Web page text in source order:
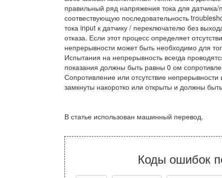
правильный ряд напряжения тока для
соотвествующую последовательность
тока input к датчику / переключателю без
отказа. Если этот процесс определяет
непрерывности может быть необходимо для
Испытания на непрерывность всегда
показания должны быть равны 0 ом
Сопротивление или отсутствие
замкнуты накоротко или открыты и должны
В статье использован машинный перевод.
Коды ошибок